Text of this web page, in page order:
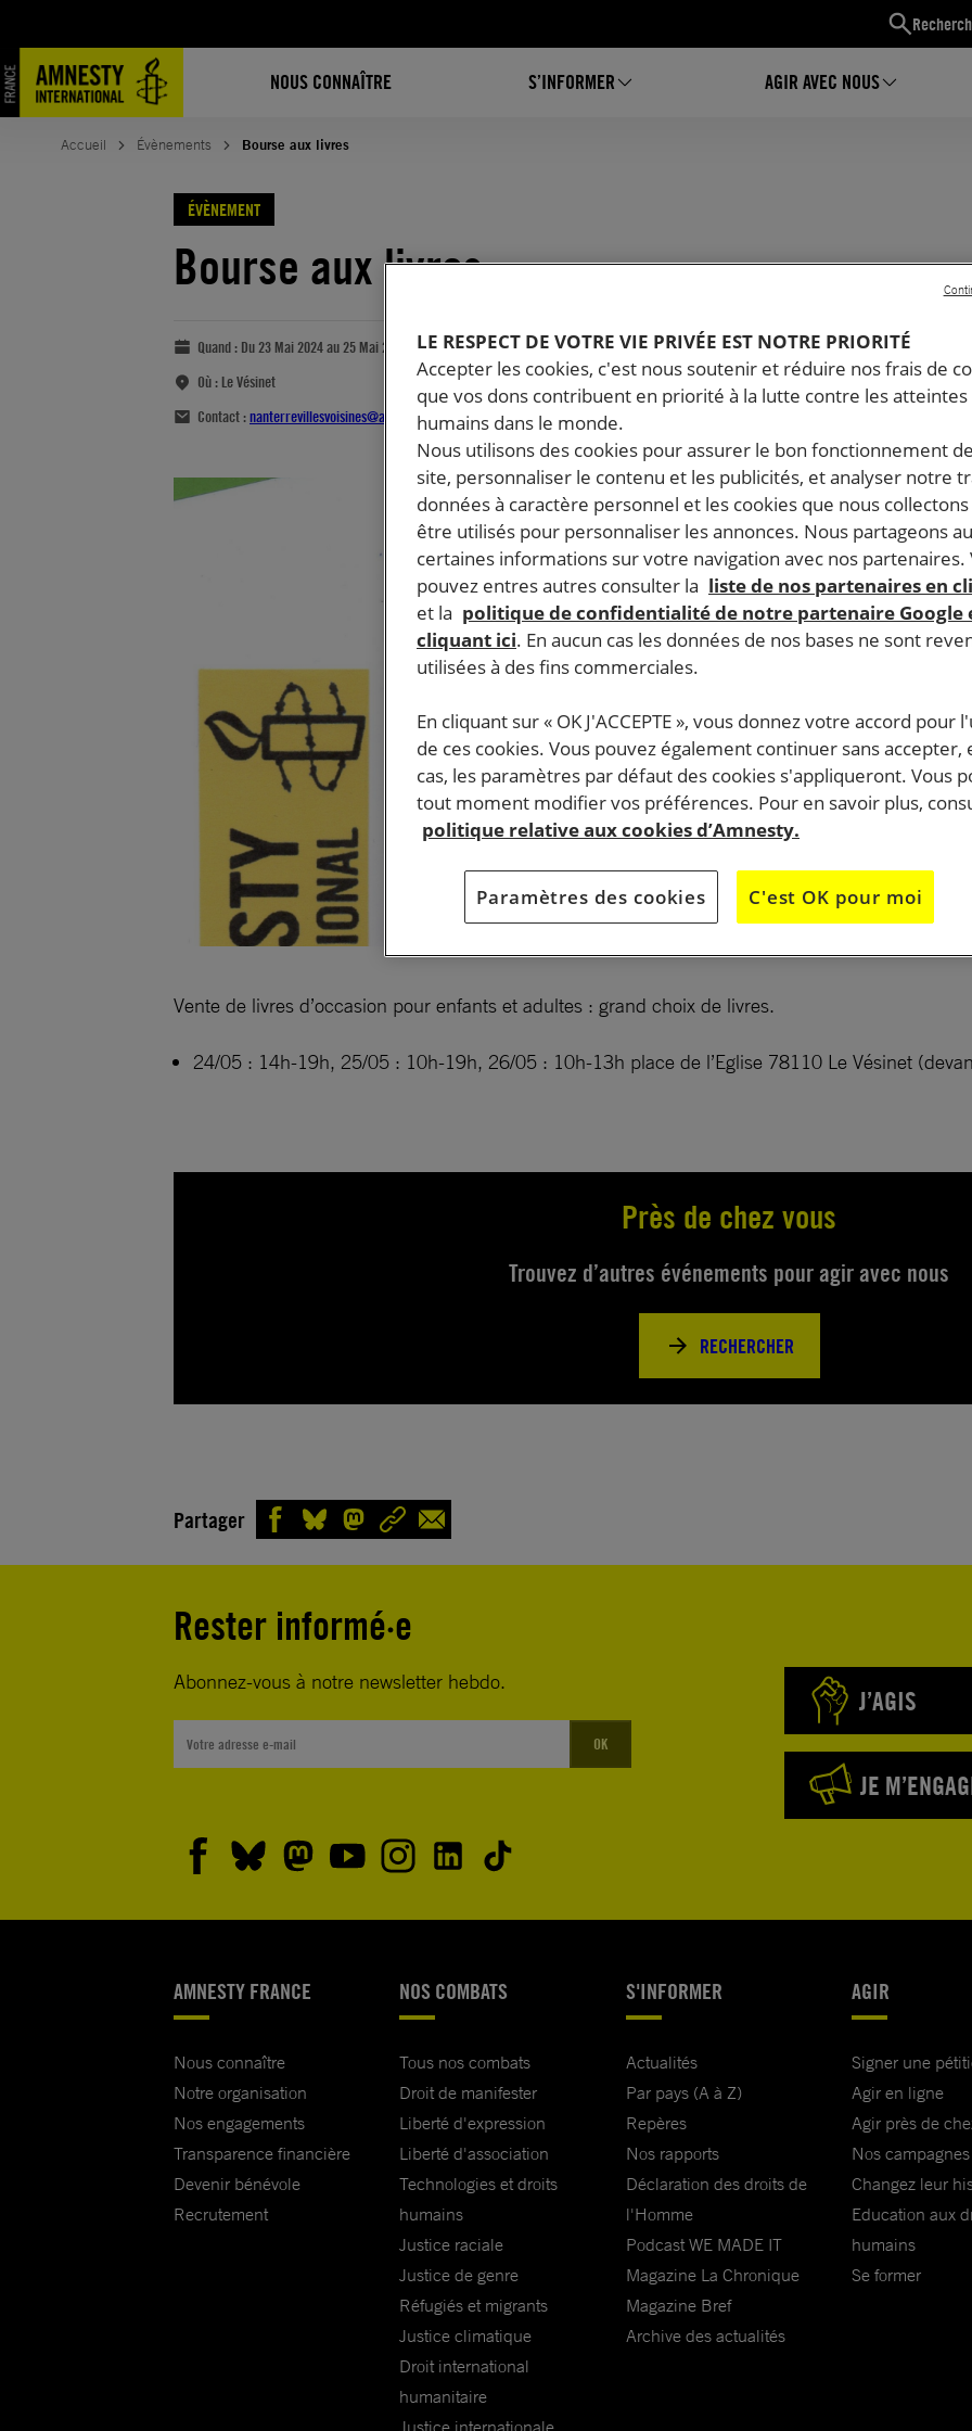
NOUS CONNAÎTRE S’INFORMER AGIR AVEC NOUS
Accueil Évènements Bourse aux livres
ÉVÈNEMENT
Bourse aux livres
Quand : Du 23 Mai 2024 au 25 Mai 2024
Où : Le Vésinet
Contact :nanterrevillesvoisines@amnestyfrance.fr
Vente de livres d’occasion pour enfants et adultes : grand choix de livres.
24/05 : 14h-19h, 25/05 : 10h-19h, 26/05 : 10h-13h place de l’Eglise 78110 Le Vésinet
Près de chez vous
Trouvez d’autres événements pour agir avec nous
RECHERCHER
Partager
Rester informé·e
Abonnez-vous à notre newsletter hebdo.
OK
J’AGIS
JE
AMNESTY FRANCE
Nous connaître
Notre organisation
Nos engagements
Transparence financière
Devenir bénévole
Recrutement
NOS COMBATS
Tous nos combats
Droit de manifester
Liberté d'expression
Liberté d'association
Technologies et droits
humains
Justice raciale
Justice de genre
Réfugiés et migrants
Justice climatique
Droit international
humanitaire
Justice internationale
S'INFORMER
Actualités
Par pays (A à Z)
Repères
Nos rapports
Déclaration des droits de
l'Homme
Podcast WE MADE IT
Magazine La Chronique
Magazine Bref
Archive des actualités
AGIR
Signer une
Agir en ligne
Agir près de
Nos campagnes
Changez leur
Education aux
humains
Se former
LE RESPECT DE VOTRE VIE PRIVÉE EST NOTRE PRIORITÉ
Accepter les cookies, c'est nous soutenir et réduire nos frais de
que vos dons contribuent en priorité à la lutte contre les
humains dans le monde.
Nous utilisons des cookies pour assurer le bon fonctionnement
site, personnaliser le contenu et les publicités, et analyser notre
données à caractère personnel et les cookies que nous
être utilisés pour personnaliser les annonces. Nous partageons
certaines informations sur votre navigation avec nos partenaires.
pouvez entres autres consulter la liste de nos partenaires en
et la politique de confidentialité de notre partenaire Google
cliquant ici. En aucun cas les données de nos bases ne sont
utilisées à des fins commerciales.
En cliquant sur « OK J'ACCEPTE », vous donnez votre accord pour
de ces cookies. Vous pouvez également continuer sans accepter,
cas, les paramètres par défaut des cookies s'appliqueront. Vous
tout moment modifier vos préférences. Pour en savoir plus,
politique relative aux cookies d’Amnesty.
Paramètres des cookies C'est OK pour moi